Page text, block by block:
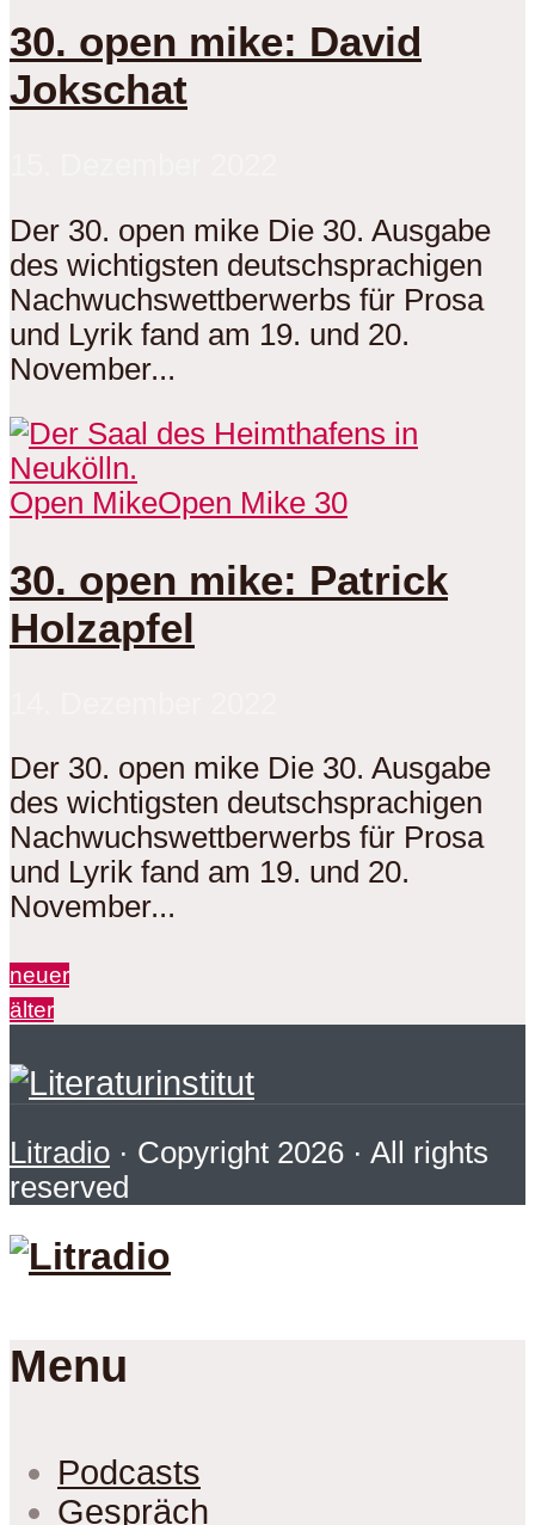
30. open mike: David
Jokschat
Der 30. open mike Die 30. Ausgabe
des wichtigsten deutschsprachigen
Nachwuchswettberwerbs für Prosa
und Lyrik fand am 19. und 20.
November...
Open MikeOpen Mike 30
30. open mike: Patrick
Holzapfel
Der 30. open mike Die 30. Ausgabe
des wichtigsten deutschsprachigen
Nachwuchswettberwerbs für Prosa
und Lyrik fand am 19. und 20.
November...
neuer
älter
Litradio · Copyright 2026 · All rights
reserved
Menu
Podcasts
Gespräch